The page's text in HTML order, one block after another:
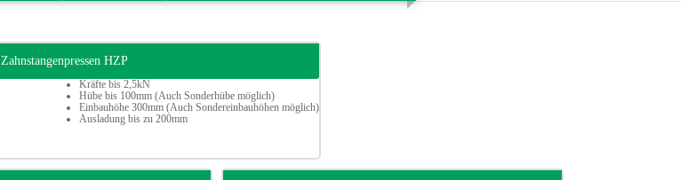
Zahnstangenpressen HZP
Kräfte bis 2,5kN
Hübe bis 100mm (Auch Sonderhübe möglich)
Einbauhöhe 300mm (Auch Sondereinbauhöhen möglich)
Ausladung bis zu 200mm